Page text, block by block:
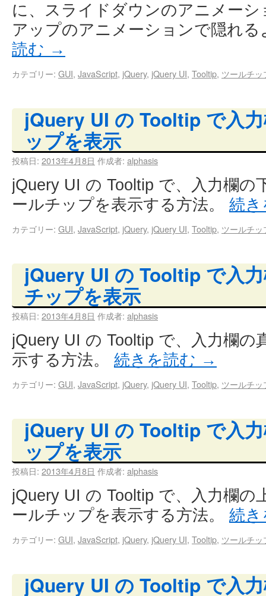
に、スライドダウンのアニメー
アップのアニメーションで隠れ
読む →
カテゴリー: GUI, JavaScript, jQuery, jQuery UI, Tooltip, ツールチッ
jQuery UI の Tooltip で入
ップを表示
投稿日: 2013年4月8日 作成者: alphasis
jQuery UI の Tooltip で、入力欄の
ールチップを表示する方法。 続
カテゴリー: GUI, JavaScript, jQuery, jQuery UI, Tooltip, ツールチッ
jQuery UI の Tooltip で入
チップを表示
投稿日: 2013年4月8日 作成者: alphasis
jQuery UI の Tooltip で、入力欄の
示する方法。 続きを読む →
カテゴリー: GUI, JavaScript, jQuery, jQuery UI, Tooltip, ツールチッ
jQuery UI の Tooltip で入
ップを表示
投稿日: 2013年4月8日 作成者: alphasis
jQuery UI の Tooltip で、入力欄の
ールチップを表示する方法。 続
カテゴリー: GUI, JavaScript, jQuery, jQuery UI, Tooltip, ツールチッ
jQuery UI の Tooltip で入